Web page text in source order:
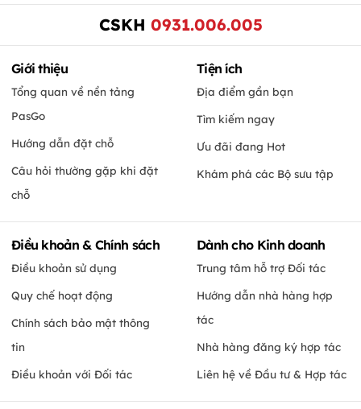
CSKH 0931.006.005
Giới thiệu
Tổng quan về nền tảng
PasGo
Hướng dẫn đặt chỗ
Câu hỏi thường gặp khi đặt
chỗ
Tiện ích
Địa điểm gần bạn
Tìm kiếm ngay
Ưu đãi đang Hot
Khám phá các Bộ sưu tập
Điều khoản & Chính sách
Điều khoản sử dụng
Quy chế hoạt động
Chính sách bảo mật thông
tin
Điều khoản với Đối tác
Dành cho Kinh doanh
Trung tâm hỗ trợ Đối tác
Hướng dẫn nhà hàng hợp
tác
Nhà hàng đăng ký hợp tác
Liên hệ về Đầu tư & Hợp tác